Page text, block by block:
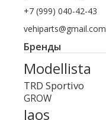
+7 (999) 040-42-43
vehiparts@gmail.com
Бренды
Modellista
TRD Sportivo
GROW
Jaos